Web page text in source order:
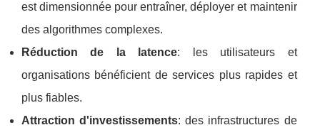
est dimensionnée pour entraîner, déployer et maintenir
des algorithmes complexes.
Réduction de la latence: les utilisateurs et
organisations bénéficient de services plus rapides et
plus fiables.
Attraction d'investissements: des infrastructures de